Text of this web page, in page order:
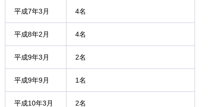
平成7年3月 4名
平成8年2月 4名
平成9年3月 2名
平成9年9月 1名
平成10年3月 2名